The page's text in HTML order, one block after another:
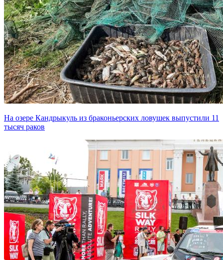
На озере Кандрыкуль из браконьерских ловушек выпустили 11
тысяч раков